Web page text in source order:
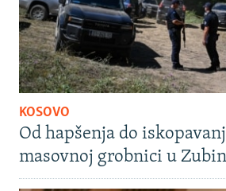
KOSOVO
Od hapšenja do
masovnoj grobnici u